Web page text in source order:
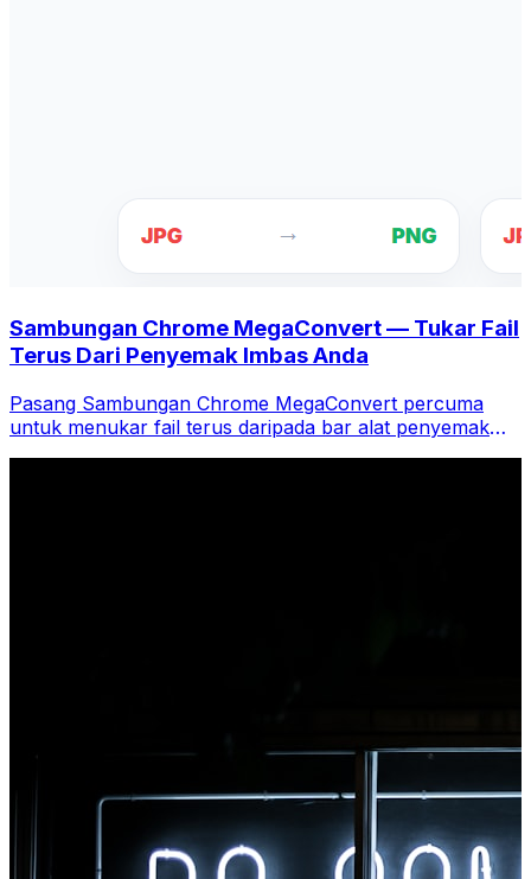
Sambungan Chrome MegaConvert — Tukar Fail
Terus Dari Penyemak Imbas Anda
Pasang Sambungan Chrome MegaConvert percuma
untuk menukar fail terus daripada bar alat penyemak